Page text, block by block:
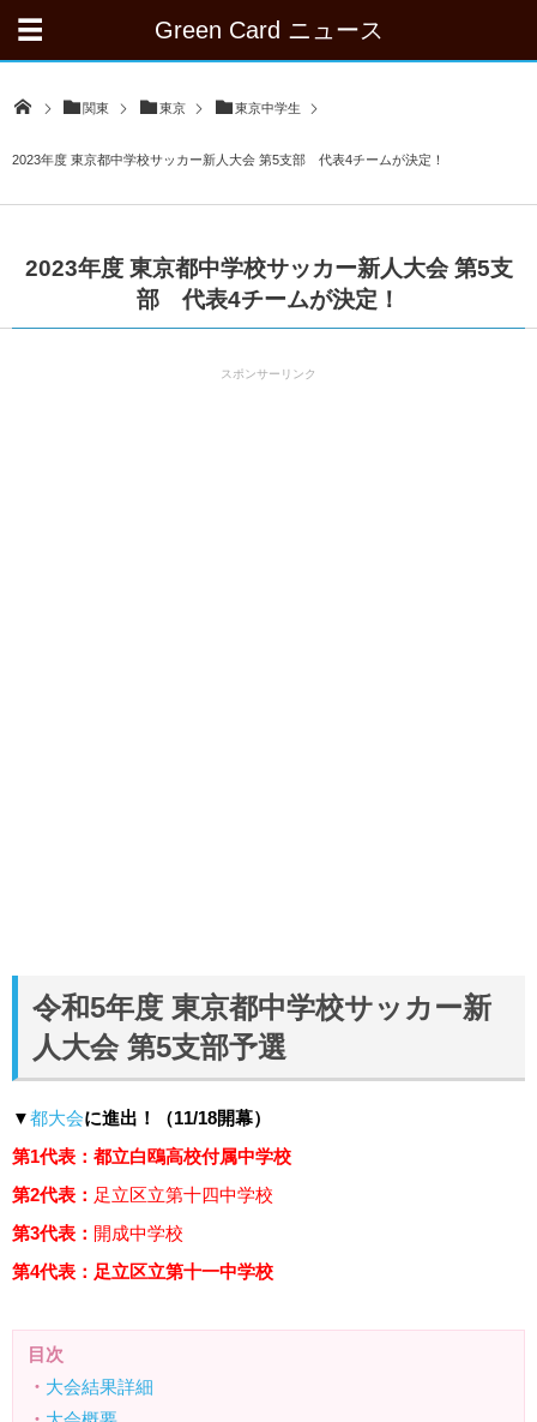
Green Card ニュース
関東 東京 東京中学生
2023年度 東京都中学校サッカー新人大会 第5支部 代表4チームが決定！
2023年度 東京都中学校サッカー新人大会 第5支
部 代表4チームが決定！
スポンサーリンク
令和5年度 東京都中学校サッカー新
人大会 第5支部予選
▼都大会に進出！（11/18開幕）
第1代表：都立白鴎高校付属中学校
第2代表： 足立区立第十四中学校
第3代表： 開成中学校
第4代表：足立区立第十一中学校
目次
・ 大会結果詳細